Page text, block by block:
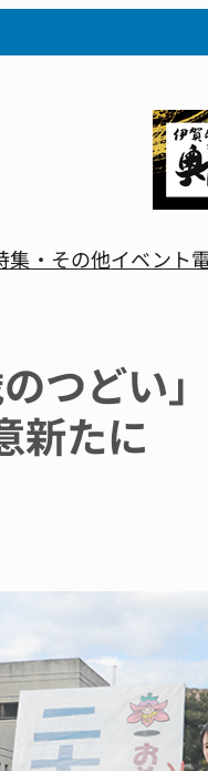
集・その他イベント
つどい
新たに